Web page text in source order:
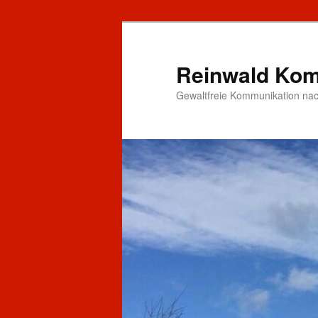
Reinwald
Gewaltfreie Kommunikation